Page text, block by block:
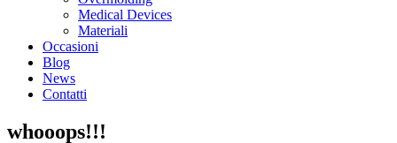
Medical Devices
Materiali
Occasioni
Blog
News
Contatti
whooops!!!